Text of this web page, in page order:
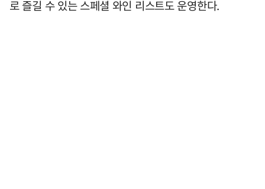
로 즐길 수 있는 스페셜 와인 리스트도 운영한다.